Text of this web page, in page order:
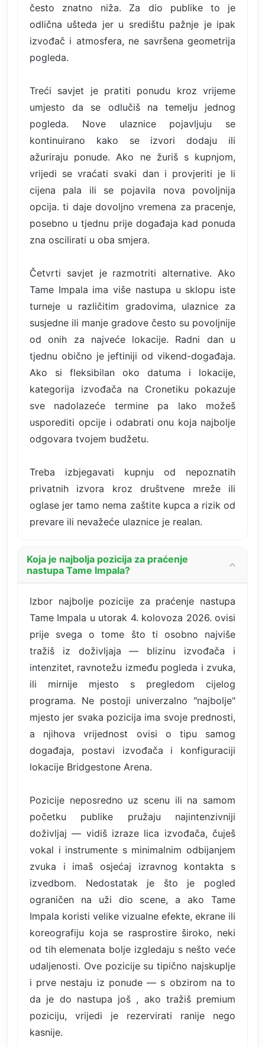
često znatno niža. Za dio publike to je
odlična ušteda jer u središtu pažnje je ipak
izvođač i atmosfera, ne savršena geometrija
pogleda.
Treći savjet je pratiti ponudu kroz vrijeme
umjesto da se odlučiš na temelju jednog
pogleda. Nove ulaznice pojavljuju se
kontinuirano kako se izvori dodaju ili
ažuriraju ponude. Ako ne žuriš s kupnjom,
vrijedi se vraćati svaki dan i provjeriti je li
cijena pala ili se pojavila nova povoljnija
opcija. ti daje dovoljno vremena za pracenje,
posebno u tjednu prije događaja kad ponuda
zna oscilirati u oba smjera.
Četvrti savjet je razmotriti alternative. Ako
Tame Impala ima više nastupa u sklopu iste
turneje u različitim gradovima, ulaznice za
susjedne ili manje gradove često su povoljnije
od onih za najveće lokacije. Radni dan u
tjednu obično je jeftiniji od vikend-događaja.
Ako si fleksibilan oko datuma i lokacije,
kategorija izvođača na Cronetiku pokazuje
sve nadolazeće termine pa lako možeš
usporediti opcije i odabrati onu koja najbolje
odgovara tvojem budžetu.
Treba izbjegavati kupnju od nepoznatih
privatnih izvora kroz društvene mreže ili
oglase jer tamo nema zaštite kupca a rizik od
prevare ili nevažeće ulaznice je realan.
Koja je najbolja pozicija za praćenje
nastupa Tame Impala?
Izbor najbolje pozicije za praćenje nastupa
Tame Impala u utorak 4. kolovoza 2026. ovisi
prije svega o tome što ti osobno najviše
tražiš iz doživljaja — blizinu izvođača i
intenzitet, ravnotežu između pogleda i zvuka,
ili mirnije mjesto s pregledom cijelog
programa. Ne postoji univerzalno "najbolje"
mjesto jer svaka pozicija ima svoje prednosti,
a njihova vrijednost ovisi o tipu samog
događaja, postavi izvođača i konfiguraciji
lokacije Bridgestone Arena.
Pozicije neposredno uz scenu ili na samom
početku publike pružaju najintenzivniji
doživljaj — vidiš izraze lica izvođača, čuješ
vokal i instrumente s minimalnim odbijanjem
zvuka i imaš osjećaj izravnog kontakta s
izvedbom. Nedostatak je što je pogled
ograničen na uži dio scene, a ako Tame
Impala koristi velike vizualne efekte, ekrane ili
koreografiju koja se rasprostire široko, neki
od tih elemenata bolje izgledaju s nešto veće
udaljenosti. Ove pozicije su tipično najskuplje
i prve nestaju iz ponude — s obzirom na to
da je do nastupa još , ako tražiš premium
poziciju, vrijedi je rezervirati ranije nego
kasnije.